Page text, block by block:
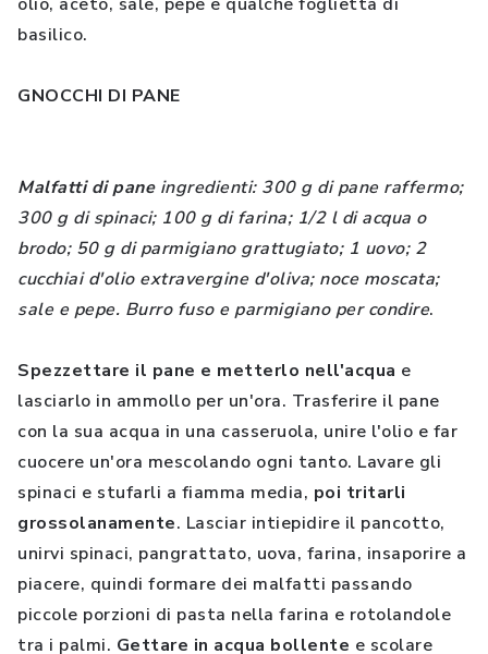
basilico.
GNOCCHI DI PANE
Malfatti di pane ingredienti: 300 g di pane raffermo;
300 g di spinaci; 100 g di farina; 1/2 l di acqua o
brodo; 50 g di parmigiano grattugiato; 1 uovo; 2
cucchiai d'olio extravergine d'oliva; noce moscata;
sale e pepe. Burro fuso e parmigiano per condire.
Spezzettare il pane e metterlo nell'acqua e
lasciarlo in ammollo per un'ora. Trasferire il pane
con la sua acqua in una casseruola, unire l'olio e far
cuocere un'ora mescolando ogni tanto. Lavare gli
spinaci e stufarli a fiamma media, poi tritarli
grossolanamente. Lasciar intiepidire il pancotto,
unirvi spinaci, pangrattato, uova, farina, insaporire a
piacere, quindi formare dei malfatti passando
piccole porzioni di pasta nella farina e rotolandole
tra i palmi. Gettare in acqua bollente e scolare